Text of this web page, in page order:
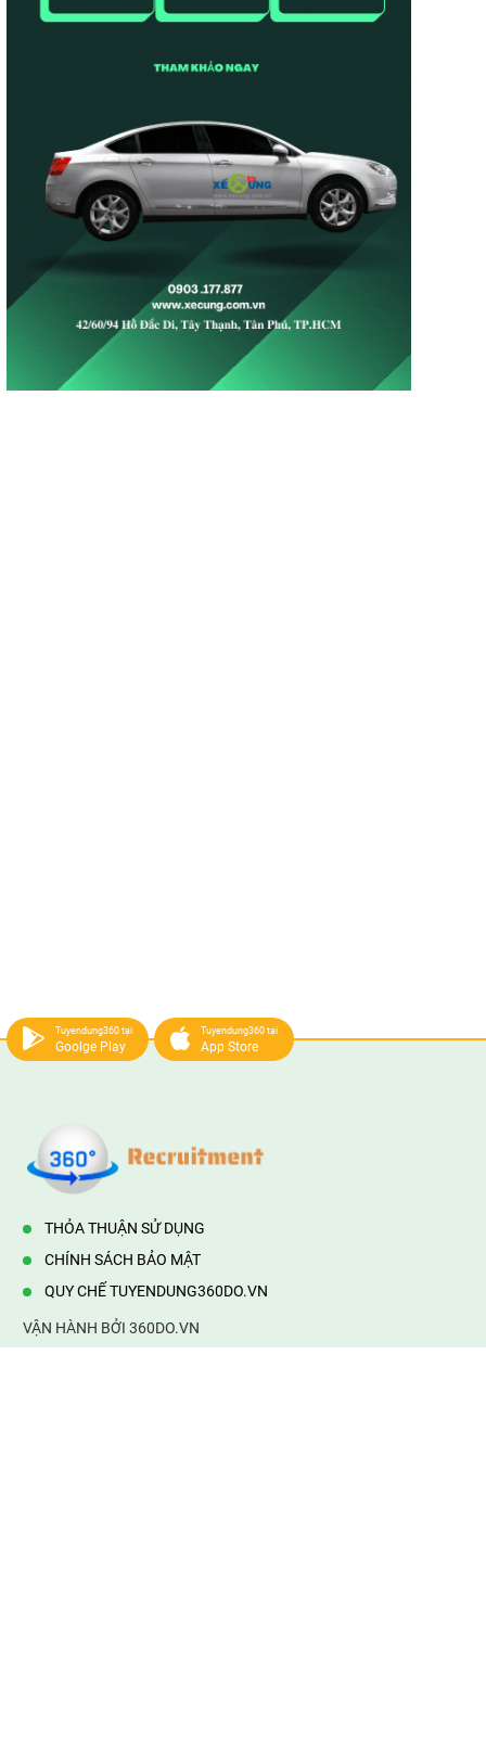
Tuyendung360 tại
Goolge Play
Tuyendung360 tại
App Store
THỎA THUẬN SỬ DỤNG
CHÍNH SÁCH BẢO MẬT
QUY CHẾ TUYENDUNG360DO.VN
VẬN HÀNH BỞI 360DO.VN